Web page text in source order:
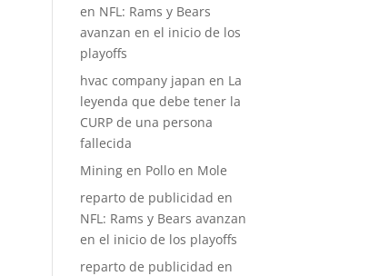
en NFL: Rams y Bears
avanzan en el inicio de los
playoffs
hvac company japan en La
leyenda que debe tener la
CURP de una persona
fallecida
Mining en Pollo en Mole
reparto de publicidad en
NFL: Rams y Bears avanzan
en el inicio de los playoffs
reparto de publicidad en